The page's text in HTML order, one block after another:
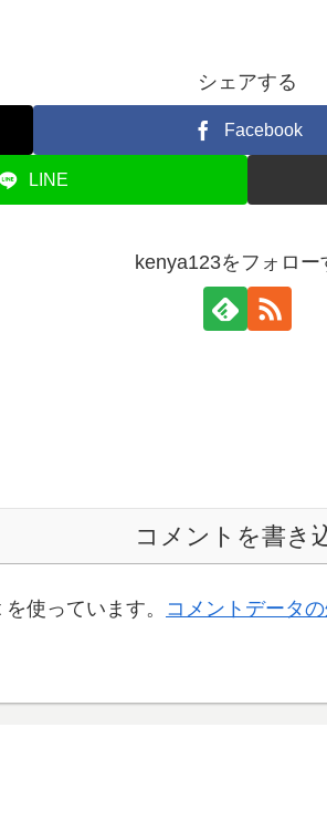
シェアする
Facebook
LINE
kenya123をフォロー
コメントを書き
使っています。 コメントデータ